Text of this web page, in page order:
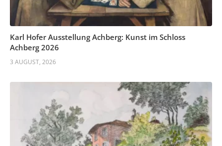
Karl Hofer Ausstellung Achberg: Kunst im Schloss
Achberg 2026
3 AUGUST, 2026